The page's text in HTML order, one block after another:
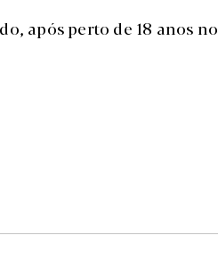
após perto de 18 anos no